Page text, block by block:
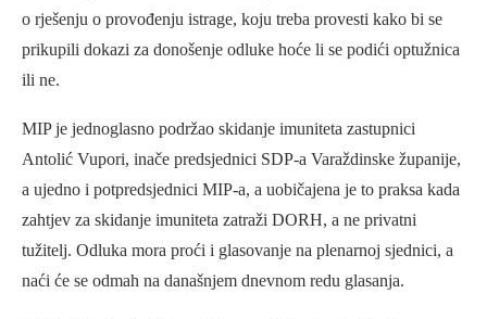
o rješenju o provođenju istrage, koju treba provesti kako bi se
prikupili dokazi za donošenje odluke hoće li se podići optužnica
ili ne.
MIP je jednoglasno podržao skidanje imuniteta zastupnici
Antolić Vupori, inače predsjednici SDP-a Varaždinske županije,
a ujedno i potpredsjednici MIP-a, a uobičajena je to praksa kada
zahtjev za skidanje imuniteta zatraži DORH, a ne privatni
tužitelj. Odluka mora proći i glasovanje na plenarnoj sjednici, a
naći će se odmah na današnjem dnevnom redu glasanja.